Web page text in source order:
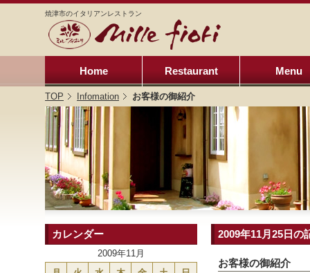
焼津市のイタリアンレストラン
Home Restaurant Menu
TOP Infomation お客様の御紹介
カレンダー
2009年11月
2009年11月25日の
お客様の御紹介